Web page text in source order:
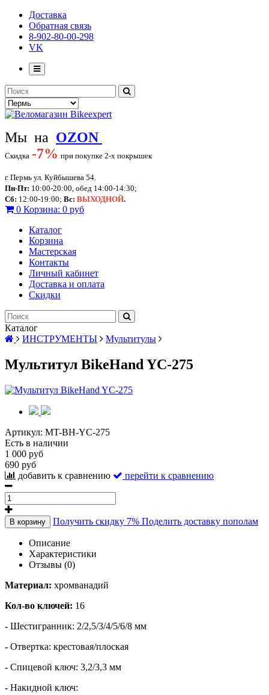
Доставка
Обратная связь
8-902-80-00-298
VK
Мы на OZON
Скидка -7% при покупке 2-х покрышек
г. Пермь ул. Куйбышева 54.
Пн-Пт: 10:00-20:00, обед 14:00-14:30;
Сб: 12:00-19:00; Вс: ВЫХОДНОЙ.
0 Корзина: 0 руб
Каталог
Корзина
Мастерская
Контакты
Личный кабинет
Доставка и оплата
Скидки
Каталог
ИНСТРУМЕНТЫ
Мультитулы
Мультитул BikeHand YC-275
Артикул: MT-BH-YC-275
Есть в наличии
1 000 руб
690 руб
добавить к сравнению
перейти к сравнению
В корзину Получить скидку 7% Поделить доставку пополам
Описание
Характеристики
Отзывы (0)
Материал: хромванадий
Кол-во ключей: 16
- Шестигранник: 2/2,5/3/4/5/6/8 мм
- Отвертка: крестовая/плоская
- Спицевой ключ: 3,2/3,3 мм
- Накидной ключ: